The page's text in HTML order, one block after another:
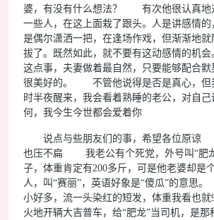
婆，有没有什么想法？ 有次他很认真地
一些人，在这上面栽了跟头。人是讲感情
是偶尔潇洒一把，在逢场作戏，但渐渐地就
拔了。既然如此，就不要有这动感情的机
这点事，夫妻做着最自然，只要能够配合
很美好的。 不管他说得是否是真心，
时半夜醒来，我会看着熟睡的老公，对自己
何，我今生今世都会爱着你
说点与些朋友们的事，希望各位原
也压不扁 我老公有个死党，外号叫“肥
子，体重肯定有200多斤，可是他老婆却是
人，叫“赛丽”，英语好象是“傻瓜”的意思
小好多，流一头染红的短发，体重我看也就
火地开辆大吉普车，给“肥龙”当司机，是那